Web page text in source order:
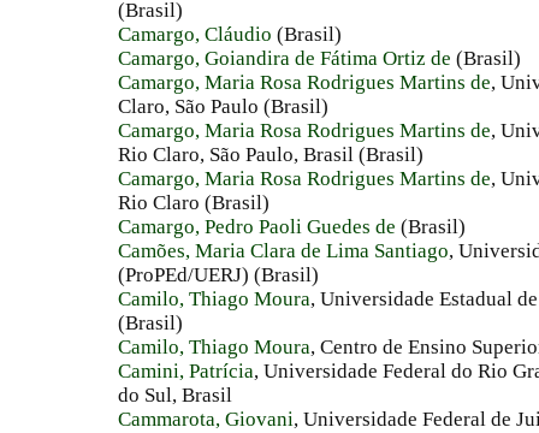
(Brasil)
Camargo, Cláudio (Brasil)
Camargo, Goiandira de Fátima Ortiz de (Brasil)
Camargo, Maria Rosa Rodrigues Martins de,
Claro, São Paulo (Brasil)
Camargo, Maria Rosa Rodrigues Martins de,
Rio Claro, São Paulo, Brasil (Brasil)
Camargo, Maria Rosa Rodrigues Martins de,
Rio Claro (Brasil)
Camargo, Pedro Paoli Guedes de (Brasil)
Camões, Maria Clara de Lima Santiago,
(ProPEd/UERJ) (Brasil)
Camilo, Thiago Moura, Universidade Estadual
(Brasil)
Camilo, Thiago Moura, Centro de Ensino
Camini, Patrícia, Universidade Federal do Rio
do Sul, Brasil
Cammarota, Giovani, Universidade Federal de